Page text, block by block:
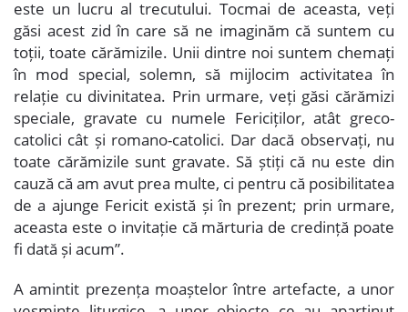
este un lucru al trecutului. Tocmai de aceasta, veți
găsi acest zid în care să ne imaginăm că suntem cu
toții, toate cărămizile. Unii dintre noi suntem chemați
în mod special, solemn, să mijlocim activitatea în
relație cu divinitatea. Prin urmare, veți găsi cărămizi
speciale, gravate cu numele Fericiților, atât greco-
catolici cât și romano-catolici. Dar dacă observați, nu
toate cărămizile sunt gravate. Să știți că nu este din
cauză că am avut prea multe, ci pentru că posibilitatea
de a ajunge Fericit există și în prezent; prin urmare,
aceasta este o invitație că mărturia de credință poate
fi dată și acum”.
A amintit prezența moaștelor între artefacte, a unor